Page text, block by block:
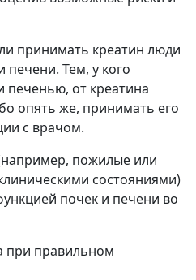
принимать креатин люди
печени. Тем, у кого
от креатина
опять же, принимать его
с врачом.
пожилые или
состояниями)
почек и печени во
при правильном